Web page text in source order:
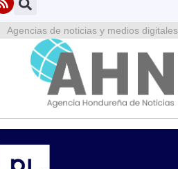
Agencias de noticias y medios digitales